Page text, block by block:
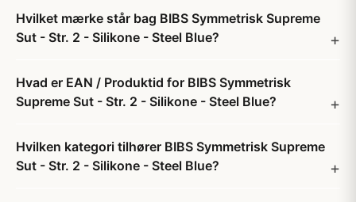
Hvilket mærke står bag BIBS Symmetrisk Supreme
Sut - Str. 2 - Silikone - Steel Blue?
Hvad er EAN / Produktid for BIBS Symmetrisk
Supreme Sut - Str. 2 - Silikone - Steel Blue?
Hvilken kategori tilhører BIBS Symmetrisk Supreme
Sut - Str. 2 - Silikone - Steel Blue?